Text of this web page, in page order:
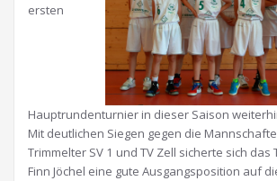
ersten
Hauptrundenturnier in dieser Saison
Mit deutlichen Siegen gegen die
Trimmelter SV 1 und TV Zell sicherte sich das
Finn Jöchel eine gute Ausgangsposition auf